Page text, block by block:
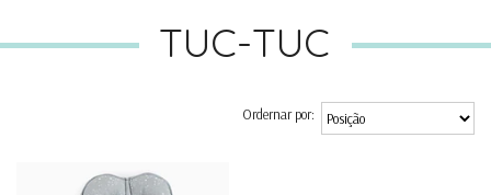
TUC-TUC
Ordernar por: